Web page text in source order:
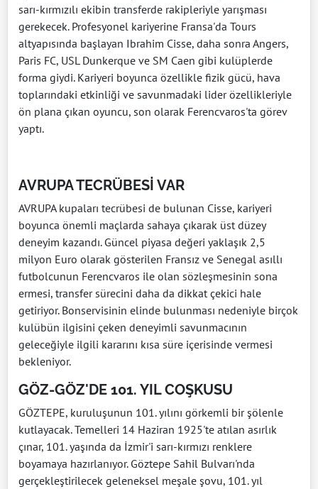
sarı-kırmızılı ekibin transferde rakipleriyle yarışması
gerekecek. Profesyonel kariyerine Fransa'da Tours
altyapısında başlayan Ibrahim Cisse, daha sonra Angers,
Paris FC, USL Dunkerque ve SM Caen gibi kulüplerde
forma giydi. Kariyeri boyunca özellikle fizik gücü, hava
toplarındaki etkinliği ve savunmadaki lider özellikleriyle
ön plana çıkan oyuncu, son olarak Ferencvaros'ta görev
yaptı.
AVRUPA TECRÜBESİ VAR
AVRUPA kupaları tecrübesi de bulunan Cisse, kariyeri
boyunca önemli maçlarda sahaya çıkarak üst düzey
deneyim kazandı. Güncel piyasa değeri yaklaşık 2,5
milyon Euro olarak gösterilen Fransız ve Senegal asıllı
futbolcunun Ferencvaros ile olan sözleşmesinin sona
ermesi, transfer sürecini daha da dikkat çekici hale
getiriyor. Bonservisinin elinde bulunması nedeniyle birçok
kulübün ilgisini çeken deneyimli savunmacının
geleceğiyle ilgili kararını kısa süre içerisinde vermesi
bekleniyor.
GÖZ-GÖZ'DE 101. YIL COŞKUSU
GÖZTEPE, kuruluşunun 101. yılını görkemli bir şölenle
kutlayacak. Temelleri 14 Haziran 1925'te atılan asırlık
çınar, 101. yaşında da İzmir'i sarı-kırmızı renklere
boyamaya hazırlanıyor. Göztepe Sahil Bulvarı'nda
gerçekleştirilecek geleneksel meşale şovu, 101. yıl